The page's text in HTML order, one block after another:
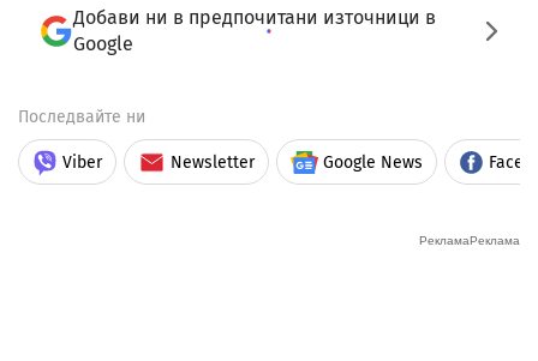
Добави ни в предпочитани източници в
Google
Последвайте ни
Viber Newsletter Google News